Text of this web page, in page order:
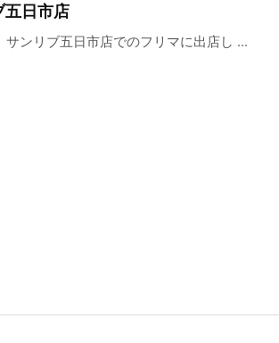
五日市店
ンリブ五日市店でのフリマに出店し ...